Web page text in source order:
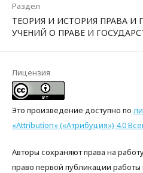
Раздел
ТЕОРИЯ И ИСТОРИЯ ПРАВА И
УЧЕНИЙ О ПРАВЕ И
Лицензия
Это произведение доступно по
«Attribution» («Атрибуция») 4.0
Авторы сохраняют права на
право первой публикации